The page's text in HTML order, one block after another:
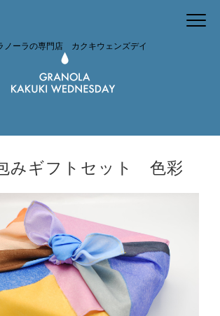
ノーラの専門店 カクキウェンズデイ
みギフトセット 色彩